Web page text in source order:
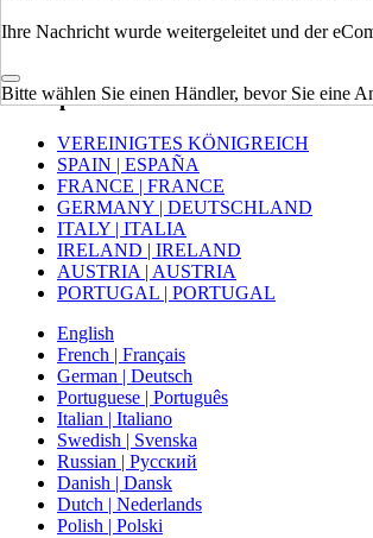
Ihre Nachricht wurde weitergeleitet und der
Bitte wählen Sie einen Händler, bevor Sie eine
CANADA (French)
Europa
VEREINIGTES KÖNIGREICH
SPAIN | ESPAÑA
FRANCE | FRANCE
GERMANY | DEUTSCHLAND
ITALY | ITALIA
IRELAND | IRELAND
AUSTRIA | AUSTRIA
PORTUGAL | PORTUGAL
English
French | Français
German | Deutsch
Portuguese | Português
Italian | Italiano
Swedish | Svenska
Russian | Русский
Danish | Dansk
Dutch | Nederlands
Polish | Polski